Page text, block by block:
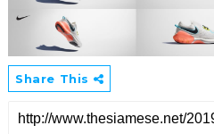
Share This